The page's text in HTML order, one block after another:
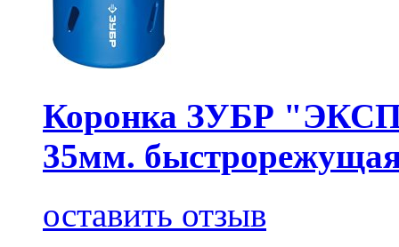
Коронка ЗУБР
35мм.
оставить отзыв